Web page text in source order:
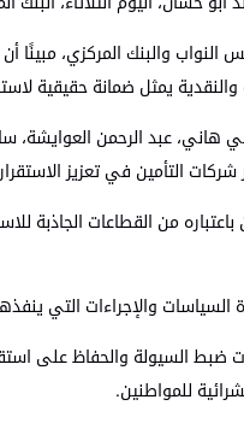
والبنك المركزي، مبينًا
يمثل ضمانة حقيقية
هاني، عبد الرحمن العوايشة،
التأمين في تعزيز
من القطاعات الجاذبة
والإجراءات التي ينفذها
السيولة والحفاظ على
للمواطنين.